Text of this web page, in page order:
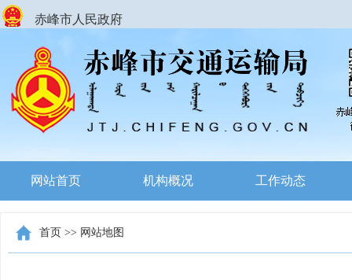
赤峰市人民政府
网站首页 机构概况 工作动态
首页 >> 网站地图